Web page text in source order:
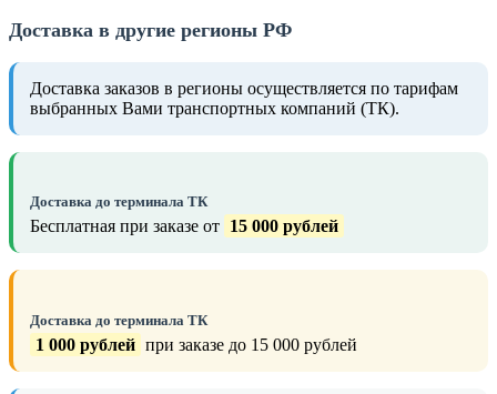
Доставка в другие регионы РФ
Доставка заказов в регионы осуществляется по тарифам
выбранных Вами транспортных компаний (ТК).
Доставка до терминала ТК
Бесплатная при заказе от 15 000 рублей
Доставка до терминала ТК
1 000 рублей при заказе до 15 000 рублей